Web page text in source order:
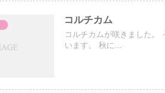
コルチカム
コルチカムが咲きました。
います。 秋に...